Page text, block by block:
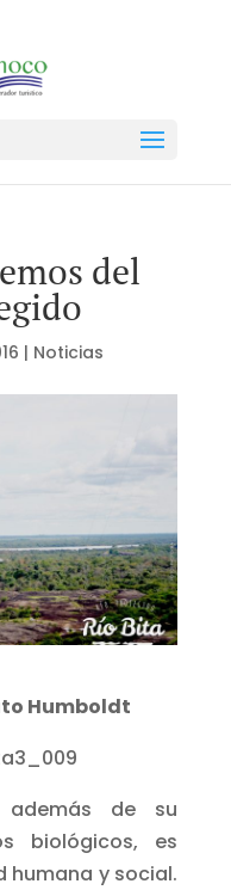
del
| Noticias
Humboldt
de su
biológicos, es
humana y social.